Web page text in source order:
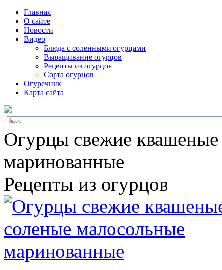
Главная
О сайте
Новости
Видео
Блюда с соленными огурцами
Выращивание огурцов
Рецепты из огурцов
Сорта огурцов
Огуречник
Карта сайта
Огурцы свежие
маринованные
Рецепты из огурцов